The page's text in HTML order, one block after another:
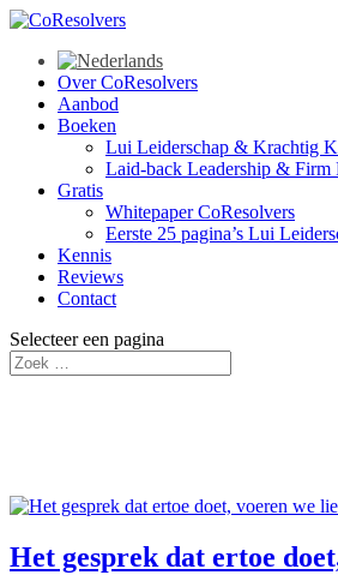
Over CoResolvers
Aanbod
Boeken
Lui Leiderschap & Krachtig
Laid-back Leadership & Firm
Gratis
Whitepaper CoResolvers
Eerste 25 pagina’s Lui
Kennis
Reviews
Contact
Selecteer een pagina
Het gesprek dat ertoe